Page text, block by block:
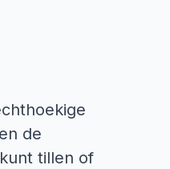
de
tillen of